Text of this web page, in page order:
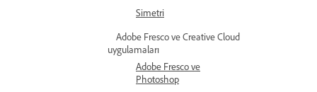
Simetri
Adobe Fresco ve Creative Cloud
uygulamaları
Adobe Fresco ve
Photoshop